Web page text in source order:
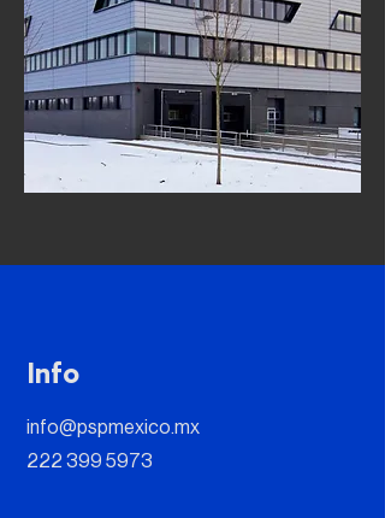
Info
info@pspmexico.mx
222 399 5973